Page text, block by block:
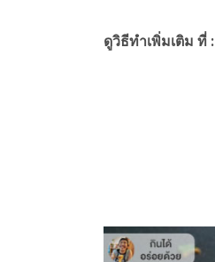
ดูวิธีทำเพิ่มเติม ที่ :